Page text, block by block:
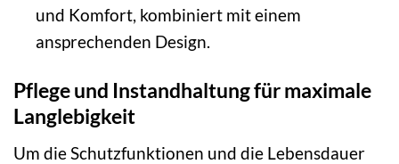
und Komfort, kombiniert mit einem
ansprechenden Design.
Pflege und Instandhaltung für maximale
Langlebigkeit
Um die Schutzfunktionen und die Lebensdauer